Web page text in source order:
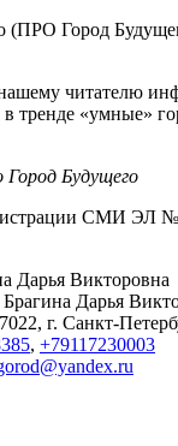
(ПРО Город
читателю
в тренде «умные»
Город Будущего
СМИ ЭЛ №
Дарья Викторовна
Брагина Дарья
г. Санкт-
, +79117230003